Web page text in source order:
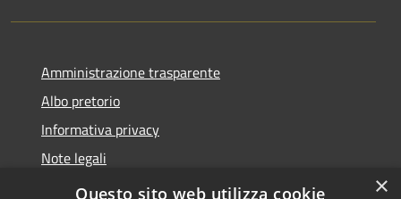
Amministrazione trasparente
Albo pretorio
Informativa privacy
Note legali
Dichiarazione di accessibilità
×
Questo sito web utilizza cookie